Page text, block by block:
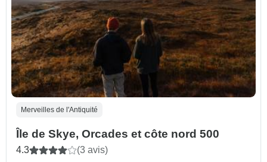
Merveilles de l'Antiquité
Île de Skye, Orcades et côte nord 500
4.3 (3 avis)